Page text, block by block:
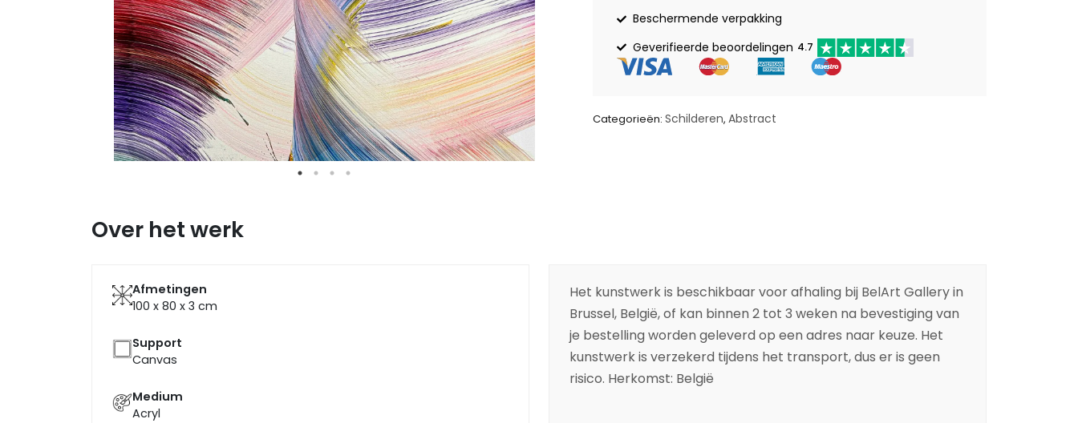
Beschermende verpakking
Geverifieerde beoordelingen 4.7
Categorieën: Schilderen, Abstract
Over het werk
Afmetingen
100 x 80 x 3 cm
Support
Canvas
Medium
Acryl
Het kunstwerk is beschikbaar voor afhaling bij BelArt Gallery in
Brussel, België, of kan binnen 2 tot 3 weken na bevestiging van
je bestelling worden geleverd op een adres naar keuze. Het
kunstwerk is verzekerd tijdens het transport, dus er is geen
risico. Herkomst: België